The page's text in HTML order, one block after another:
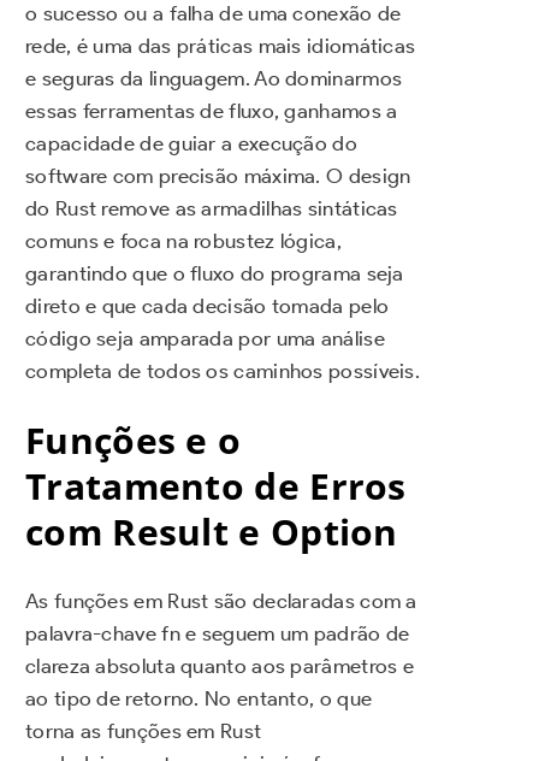
o sucesso ou a falha de uma conexão de
rede, é uma das práticas mais idiomáticas
e seguras da linguagem. Ao dominarmos
essas ferramentas de fluxo, ganhamos a
capacidade de guiar a execução do
software com precisão máxima. O design
do Rust remove as armadilhas sintáticas
comuns e foca na robustez lógica,
garantindo que o fluxo do programa seja
direto e que cada decisão tomada pelo
código seja amparada por uma análise
completa de todos os caminhos possíveis.
Funções e o
Tratamento de Erros
com Result e Option
As funções em Rust são declaradas com a
palavra-chave fn e seguem um padrão de
clareza absoluta quanto aos parâmetros e
ao tipo de retorno. No entanto, o que
torna as funções em Rust